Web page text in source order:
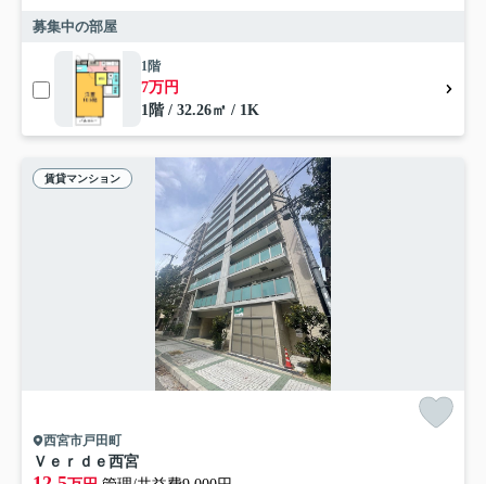
募集中の部屋
1階
7万円
1階 / 32.26㎡ / 1K
賃貸マンション
西宮市戸田町
Ｖｅｒｄｅ西宮